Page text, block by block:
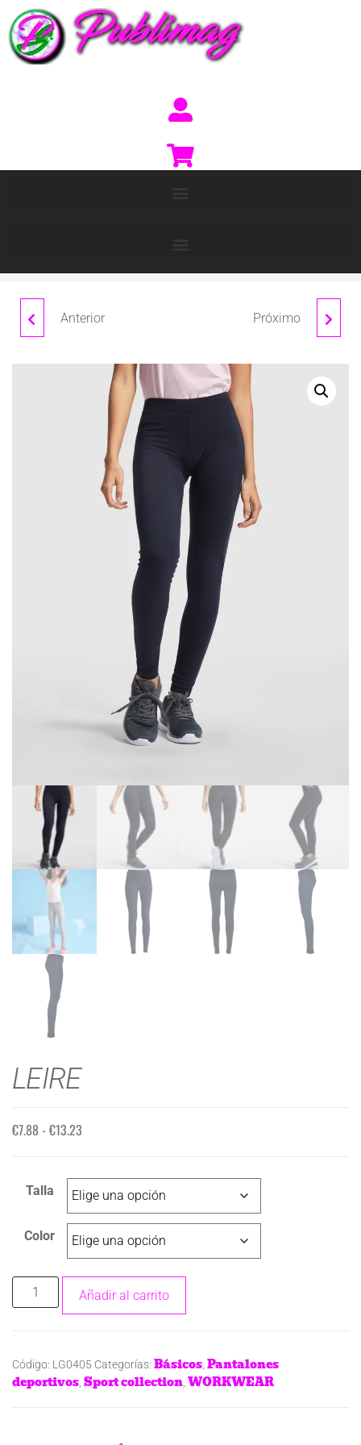
Anterior Próximo
LEIRE
€7.88 -€13.23
Talla
Color
Añadir al carrito
Código: LG0405 Categorías: Básicos Pantalones
deportivos Sport collection WORKWEAR